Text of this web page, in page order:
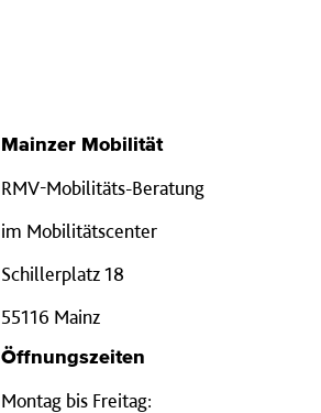
Mainzer Mobilität
RMV-Mobilitäts-Beratung
im Mobilitätscenter
Schillerplatz 18
55116 Mainz
Öffnungszeiten
Montag bis Freitag: